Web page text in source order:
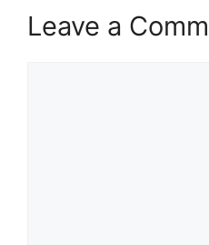
Leave a